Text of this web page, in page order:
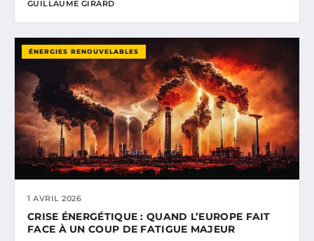
GUILLAUME GIRARD
ÉNERGIES RENOUVELABLES
1 AVRIL 2026
CRISE ÉNERGÉTIQUE : QUAND L’EUROPE FAIT
FACE À UN COUP DE FATIGUE MAJEUR